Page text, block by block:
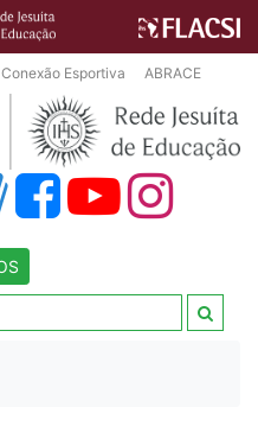
Conexão Esportiva ABRACE